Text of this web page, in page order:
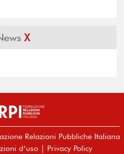
X
Relazioni Pubbliche Italiana
d’uso| Privacy Policy